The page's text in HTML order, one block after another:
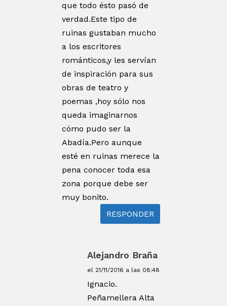
que todo ésto pasó de
verdad.Este tipo de
ruinas gustaban mucho
a los escritores
románticos,y les servían
de inspiración para sus
obras de teatro y
poemas ,hoy sólo nos
queda imaginarnos
cómo pudo ser la
Abadía.Pero aunque
esté en ruinas merece la
pena conocer toda esa
zona porque debe ser
muy bonito.
RESPONDER
Alejandro Braña
el 21/11/2016 a las 08:48
Ignacio.
Peñamellera Alta